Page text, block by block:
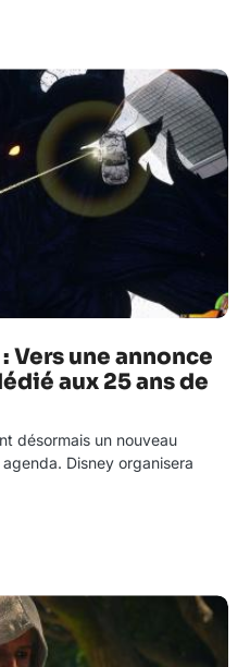
Vers une annonce
aux 25 ans de
désormais un nouveau
Disney organisera